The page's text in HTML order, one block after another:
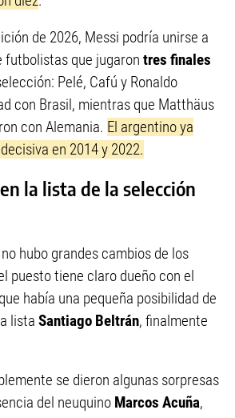
de 2026, Messi podría unirse a
futbolistas que jugaron tres finales
Pelé, Cafú y Ronaldo
con Brasil, mientras que Matthäus
con Alemania. El argentino ya
en 2014 y 2022.
la lista de la selección
hubo grandes cambios de los
puesto tiene claro dueño con el
había una pequeña posibilidad de
lista Santiago Beltrán, finalmente
se dieron algunas sorpresas
del neuquino Marcos Acuña,